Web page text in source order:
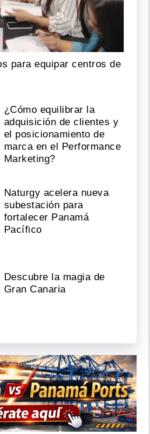
para equipar centros de
¿Cómo equilibrar la
adquisición de clientes y
el posicionamiento de
marca en el Performance
Marketing?
Naturgy acelera nueva
subestación para
fortalecer Panamá
Pacífico
Descubre la magia de
Gran Canaria